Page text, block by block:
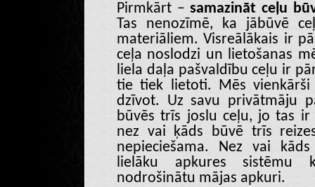
Pirmkārt –samazināt ceļu
Tas nenozīmē, ka jābūvē
materiāliem. Visreālākais ir
ceļa noslodzi un lietošanas
liela daļa pašvaldību ceļu ir
tie tiek lietoti. Mēs
dzīvot. Uz savu privātmāju
būvēs trīs joslu ceļu, jo tas ir
nez vai ķāds būvē trīs
nepieciešama. Nez vai
lielāku apkures sistēmu
nodrošinātu mājas apkuri.